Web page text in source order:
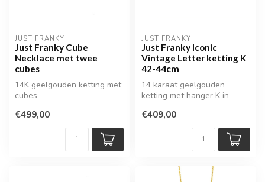
JUST FRANKY
Just Franky Cube
Necklace met twee
cubes
14K geelgouden ketting met
cubes
€499,00
JUST FRANKY
Just Franky Iconic
Vintage Letter ketting K
42-44cm
14 karaat geelgouden
ketting met hanger K in
€409,00